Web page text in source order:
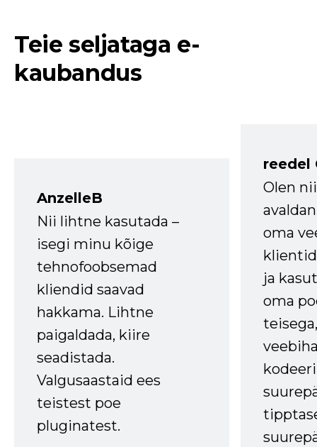
Teie seljataga e-
kaubandus
AnzelleB
Nii lihtne kasutada –
isegi minu kõige
tehnofoobsemad
kliendid saavad
hakkama. Lihtne
paigaldada, kiire
seadistada.
Valgusaastaid ees
teistest poe
pluginatest.
reedel
Olen
oma
ja
oma